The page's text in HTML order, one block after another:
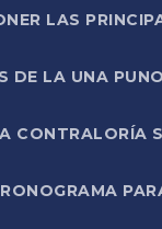
LAS
DE LA UNA PUNO